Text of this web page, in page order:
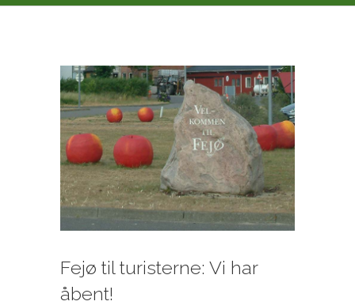
Se
større
billede
Fejø til turisterne: Vi har
åbent!